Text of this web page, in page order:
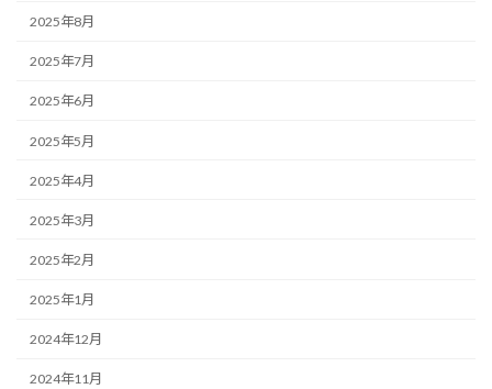
2025年8月
2025年7月
2025年6月
2025年5月
2025年4月
2025年3月
2025年2月
2025年1月
2024年12月
2024年11月